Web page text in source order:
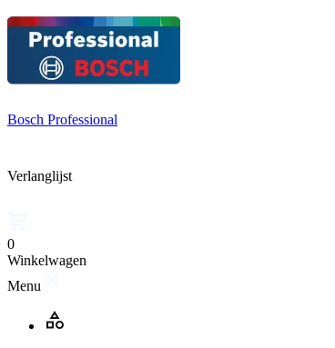
Bosch Professional
Verlanglijst
0
Winkelwagen
Menu